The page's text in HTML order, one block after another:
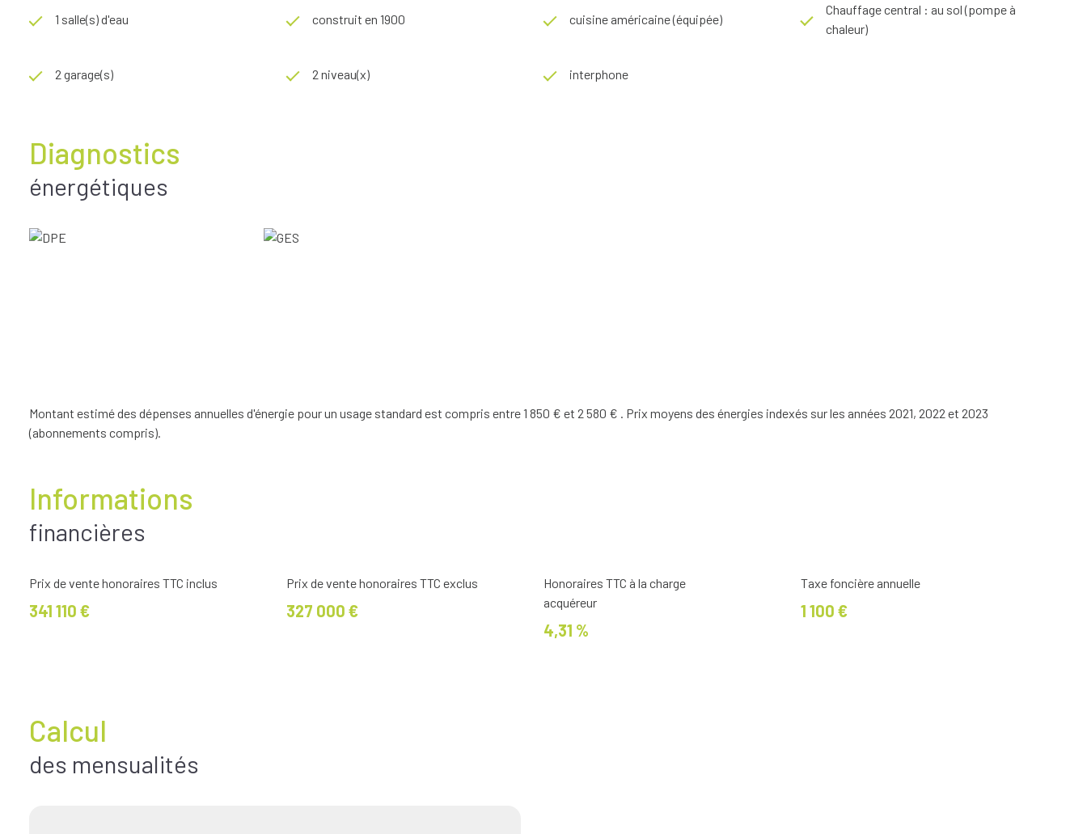
1 salle(s) d'eau construit en 1900 cuisine américaine (équipée)
Chauffage central : au sol (pompe à
chaleur)
2 garage(s) 2 niveau(x) interphone
Diagnostics
énergétiques
Montant estimé des dépenses annuelles d'énergie pour un usage standard est compris entre 1 850 € et 2 580 € . Prix moyens des énergies indexés sur les années 2021, 2022 et 2023
(abonnements compris).
Informations
financières
Prix de vente honoraires TTC inclus
341 110 €
Prix de vente honoraires TTC exclus
327 000 €
Honoraires TTC à la charge
acquéreur
4,31 %
Taxe foncière annuelle
1 100 €
Calcul
des mensualités